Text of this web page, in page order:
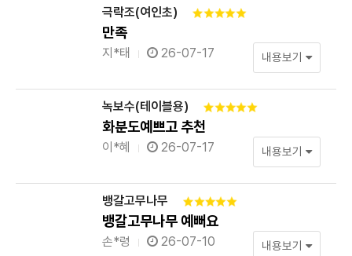
극락조(여인초)
만족
지*태 26-07-17 내용보기
녹보수(테이블용)
화분도예쁘고 추천
이*혜 26-07-17 내용보기
뱅갈고무나무
뱅갈고무나무 예뻐요
손*령 26-07-10 내용보기